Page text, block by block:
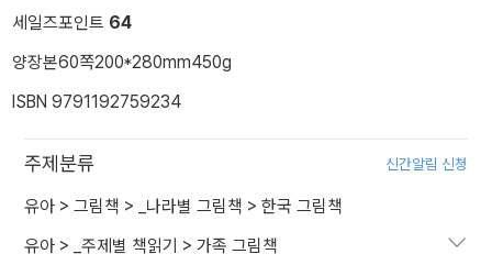
세일즈포인트 64
양장본60쪽200*280mm450g
ISBN 9791192759234
주제분류 신간알림 신청
유아 > 그림책 > _나라별 그림책 > 한국 그림책
유아 > _주제별 책읽기 > 가족 그림책